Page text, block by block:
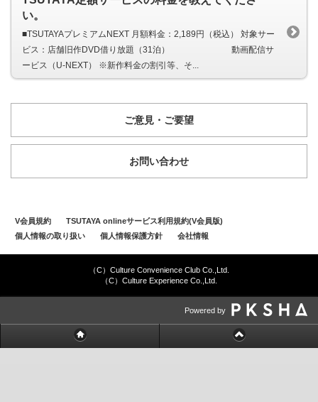
い。
■TSUTAYAプレミアムNEXT 月額料金：2,189円（税込） 対象サー
ビス：店舗旧作DVD借り放題（31泊） 動画配信サ
ービス（U-NEXT） ※新作料金の割引等、そ...
ご意見・ご要望
お問い合わせ
V会員規約
TSUTAYA onlineサービス利用規約(V会員版)
個人情報の取り扱い
個人情報保護方針 会社情報
（C）Culture Convenience Club Co.,Ltd.
（C）Culture Experience Co.,Ltd.
Powered by